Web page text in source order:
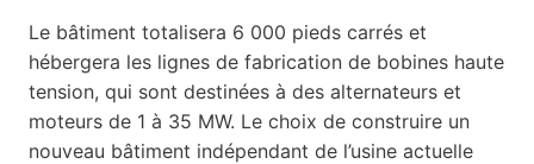
Le bâtiment totalisera 6 000 pieds carrés et
hébergera les lignes de fabrication de bobines haute
tension, qui sont destinées à des alternateurs et
moteurs de 1 à 35 MW. Le choix de construire un
nouveau bâtiment indépendant de l’usine actuelle